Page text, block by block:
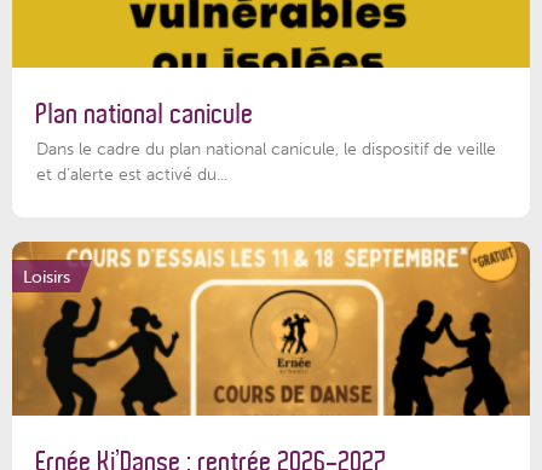
Plan national canicule
Dans le cadre du plan national canicule, le dispositif de veille
et d’alerte est activé du...
Loisirs
Ernée Ki’Danse : rentrée 2026-2027